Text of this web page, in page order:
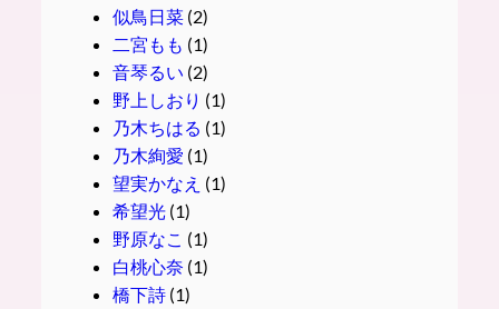
似鳥日菜(2)
二宮もも (1)
音琴るい (2)
野上しおり (1)
乃木ちはる (1)
乃木絢愛 (1)
望実かなえ (1)
希望光(1)
野原なこ (1)
白桃心奈 (1)
橋下詩(1)